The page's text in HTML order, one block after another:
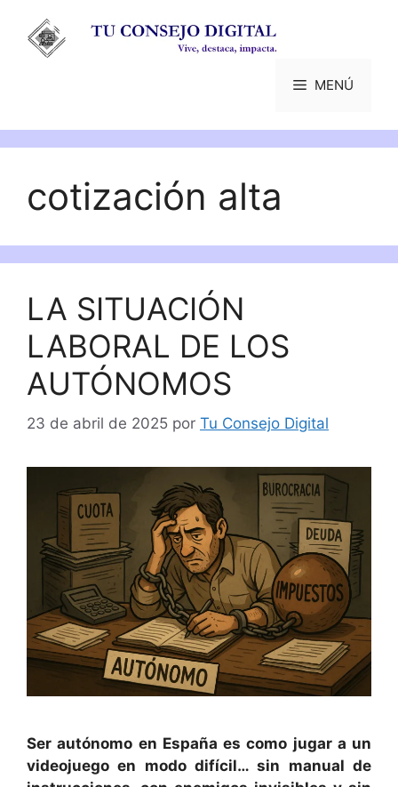
contenido
MENÚ
cotización alta
LA SITUACIÓN
LABORAL DE LOS
AUTÓNOMOS
23 de abril de 2025 por Tu Consejo Digital
Ser autónomo en España es como jugar a un
videojuego en modo difícil… sin manual de